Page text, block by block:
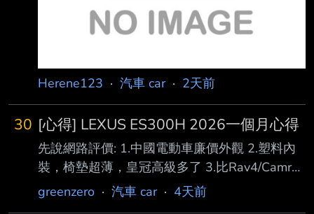
Herene123 · 汽車 car· 2天前
30 [心得] LEXUS ES300H 2026一個月心得
先說網路評價: 1.中國電動車廉價外觀 2.塑料內
裝，椅墊超薄，皇冠高級多了 3.比Rav4/Camry
還差的動力 版友補充: 4.引擎介入粗糙不夠絲滑
greenzero · 汽車 car· 4天前